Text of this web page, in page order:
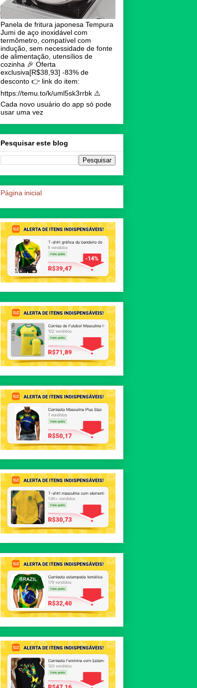
Panela de fritura japonesa Tempura
Jumi de aço inoxidável com
termômetro, compatível com
indução, sem necessidade de fonte
de alimentação, utensílios de
cozinha 🎉 Oferta
exclusiva[R$38,93] -83% de
desconto 👉 link do item:
https://temu.to/k/uml5sk3rrbk ⚠️
Cada novo usuário do app só pode
usar uma vez
Pesquisar este blog
Página inicial